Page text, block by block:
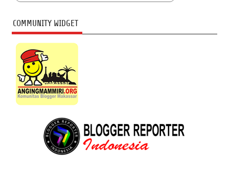
COMMUNITY WIDGET